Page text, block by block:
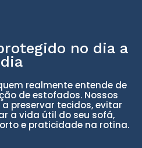
no dia a
dia
realmente entende de
de estofados. Nossos
preservar tecidos, evitar
a vida útil do seu sofá,
e praticidade na rotina.